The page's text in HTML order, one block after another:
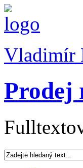
Vladimír
Prodej